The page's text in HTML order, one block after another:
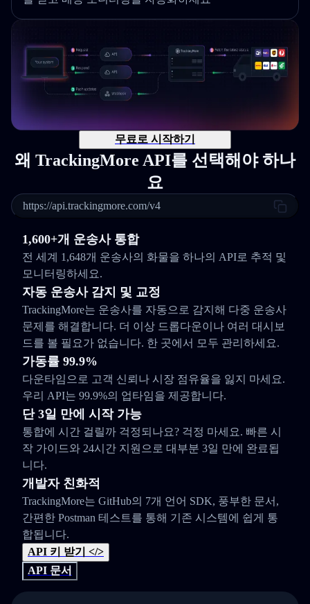
무료로 시작하기
왜 TrackingMore API를 선택해야 하나
요
https://api.trackingmore.com/v4
1,600+개 운송사 통합
전 세계 1,648개 운송사의 화물을 하나의 API로 추적 및
모니터링하세요.
자동 운송사 감지 및 교정
TrackingMore는 운송사를 자동으로 감지해 다중 운송사
문제를 해결합니다. 더 이상 드롭다운이나 여러 대시보
드를 볼 필요가 없습니다. 한 곳에서 모두 관리하세요.
가동률 99.9%
다운타임으로 고객 신뢰나 시장 점유율을 잃지 마세요.
우리 API는 99.9%의 업타임을 제공합니다.
단 3일 만에 시작 가능
통합에 시간 걸릴까 걱정되나요? 걱정 마세요. 빠른 시
작 가이드와 24시간 지원으로 대부분 3일 만에 완료됩
니다.
개발자 친화적
TrackingMore는 GitHub의 7개 언어 SDK, 풍부한 문서,
간편한 Postman 테스트를 통해 기존 시스템에 쉽게 통
합됩니다.
API 키 받기 </>
API 문서